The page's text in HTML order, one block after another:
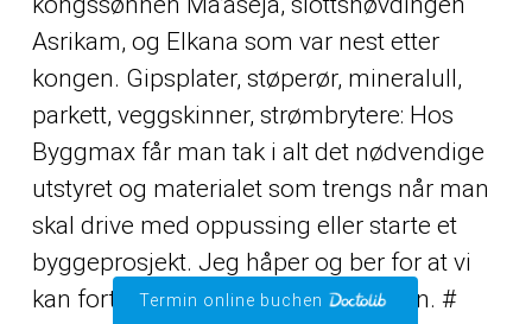
Asrikam, og Elkana som var nest etter
kongen. Gipsplater, støperør, mineralull,
parkett, veggskinner, strømbrytere: Hos
Byggmax får man tak i alt det nødvendige
utstyret og materialet som trengs når man
skal drive med oppussing eller starte et
byggeprosjekt. Jeg håper og ber for at vi
kan fortsette å leve fredelig sammen. #
Termin online buchen